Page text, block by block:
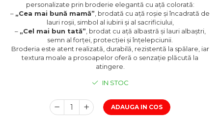
personalizate prin broderie elegantă cu ață colorată:
– „Cea mai bună mamă” , brodată cu ață roșie și încadrată de
lauri roșii, simbol al iubirii și al sacrificiului,
– „Cel mai bun tată” , brodat cu ață albastră și lauri albaștri,
semn al forței, protecției și înțelepciunii.
Broderia este atent realizată, durabilă, rezistentă la spălare, iar
textura moale a prosoapelor oferă o senzație plăcută la
atingere.
IN STOC
ADAUGA IN COS